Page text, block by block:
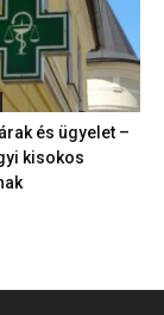
és ügyelet –
kisokos